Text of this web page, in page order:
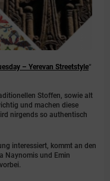
– Yerevan Streetstyle“
Stoffen, sowie alt
und machen diese
nirgends so authentisch
interessiert, kommt an den
Naynomis und Emin